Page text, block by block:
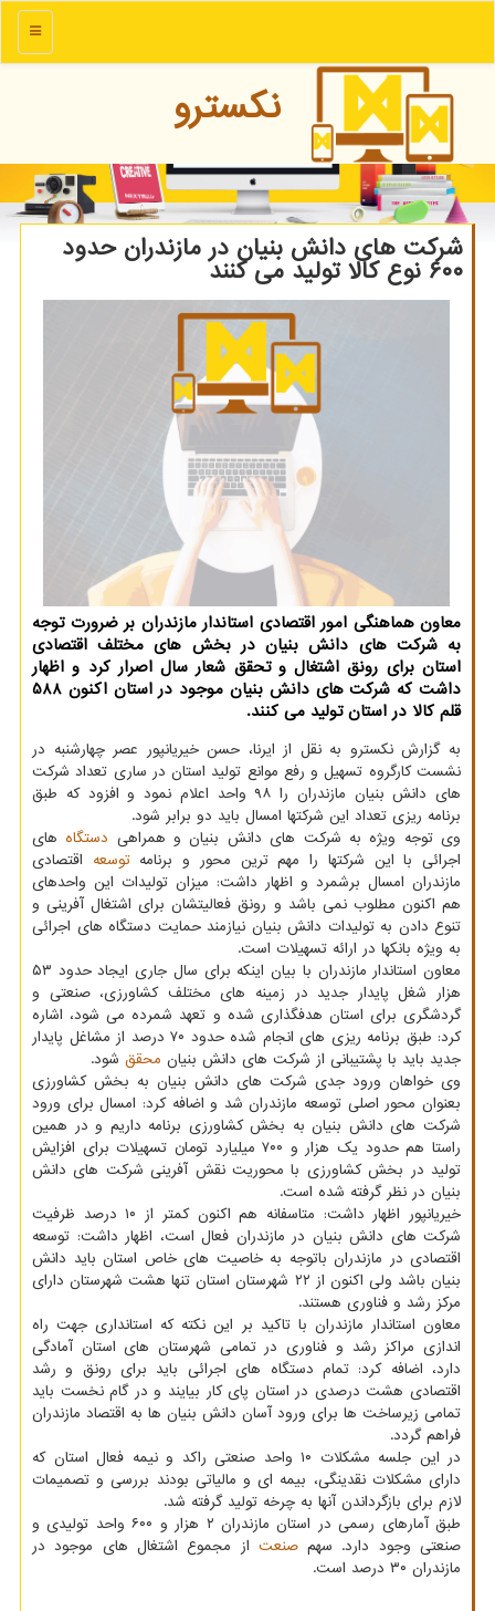
منو
نكسترو
شرکت های دانش بنیان در مازندران حدود
۶۰۰ نوع کالا تولید می کنند
معاون هماهنگی امور اقتصادی استاندار مازندران بر ضرورت توجه
به شرکت های دانش بنیان در بخش های مختلف اقتصادی
استان برای رونق اشتغال و تحقق شعار سال اصرار کرد و اظهار
داشت که شرکت های دانش بنیان موجود در استان اکنون 588
قلم کالا در استان تولید می کنند.
به گزارش نکسترو به نقل از ایرنا، حسن خیریانپور عصر چهارشنبه در
نشست کارگروه تسهیل و رفع موانع تولید استان در ساری تعداد شرکت
های دانش بنیان مازندران را ۹۸ واحد اعلام نمود و افزود که طبق
برنامه ریزی تعداد این شرکتها امسال باید دو برابر شود.
وی توجه ویژه به شرکت های دانش بنیان و همراهی دستگاه های
اجرائی با این شرکتها را مهم ترین محور و برنامهتوسعه اقتصادی
مازندران امسال برشمرد و اظهار داشت: میزان تولیدات این واحدهای
هم اکنون مطلوب نمی باشد و رونق فعالیتشان برای اشتغال آفرینی و
تنوع دادن به تولیدات دانش بنیان نیازمند حمایت دستگاه های اجرائی
به ویژه بانکها در ارائه تسهیلات است.
معاون استاندار مازندران با بیان اینکه برای سال جاری ایجاد حدود ۵۳
هزار شغل پایدار جدید در زمینه های مختلف کشاورزی، صنعتی و
گردشگری برای استان هدفگذاری شده و تعهد شمرده می شود، اشاره
کرد: طبق برنامه ریزی های انجام شده حدود ۷۰ درصد از مشاغل پایدار
جدید باید با پشتیبانی از شرکت های دانش بنیان محقق شود.
وی خواهان ورود جدی شرکت های دانش بنیان به بخش کشاورزی
بعنوان محور اصلی توسعه مازندران شد و اضافه کرد: امسال برای ورود
شرکت های دانش بنیان به بخش کشاورزی برنامه داریم و در همین
راستا هم حدود یک هزار و ۷۰۰ میلیارد تومان تسهیلات برای افزایش
تولید در بخش کشاورزی با محوریت نقش آفرینی شرکت های دانش
بنیان در نظر گرفته شده است.
خیریانپور اظهار داشت: متاسفانه هم اکنون کمتر از ۱۰ درصد ظرفیت
شرکت های دانش بنیان در مازندران فعال است، اظهار داشت: توسعه
اقتصادی در مازندران باتوجه به خاصیت های خاص استان باید دانش
بنیان باشد ولی اکنون از ۲۲ شهرستان استان تنها هشت شهرستان دارای
مرکز رشد و فناوری هستند.
معاون استاندار مازندران با تاکید بر این نکته که استانداری جهت راه
اندازی مراکز رشد و فناوری در تمامی شهرستان های استان آمادگی
دارد، اضافه کرد: تمام دستگاه های اجرائی باید برای رونق و رشد
اقتصادی هشت درصدی در استان پای کار بیایند و در گام نخست باید
تمامی زیرساخت ها برای ورود آسان دانش بنیان ها به اقتصاد مازندران
فراهم گردد.
در این جلسه مشکلات ۱۰ واحد صنعتی راکد و نیمه فعال استان که
دارای مشکلات نقدینگی، بیمه ای و مالیاتی بودند بررسی و تصمیمات
لازم برای بازگرداندن آنها به چرخه تولید گرفته شد.
طبق آمارهای رسمی در استان مازندران ۲ هزار و ۶۰۰ واحد تولیدی و
صنعتی وجود دارد. سهمصنعت از مجموع اشتغال های موجود در
مازندران ۳۰ درصد است.